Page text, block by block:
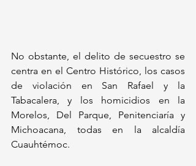
No obstante, el delito de secuestro se
centra en el Centro Histórico, los casos
de violación en San Rafael y la
Tabacalera, y los homicidios en la
Morelos, Del Parque, Penitenciaría y
Michoacana, todas en la alcaldía
Cuauhtémoc.